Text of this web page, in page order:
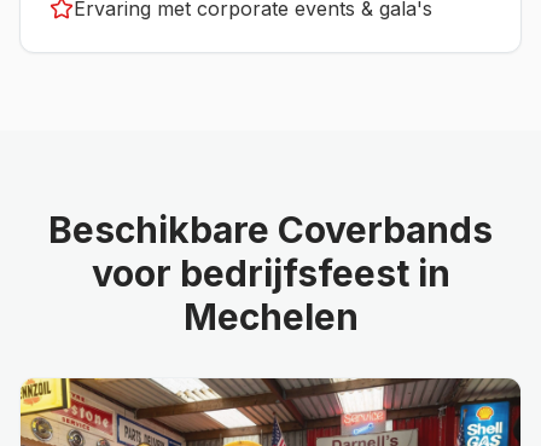
Ervaring met corporate events & gala's
Beschikbare Coverbands
voor bedrijfsfeestin
Mechelen